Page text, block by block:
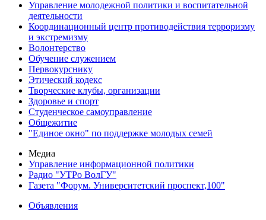
Управление молодежной политики и воспитательной
деятельности
Координационный центр противодействия терроризму
и экстремизму
Волонтерство
Обучение служением
Первокурснику
Этический кодекс
Творческие клубы, организации
Здоровье и спорт
Студенческое самоуправление
Общежитие
"Единое окно" по поддержке молодых семей
Медиа
Управление информационной политики
Радио "УТРо ВолГУ"
Газета "Форум. Университетский проспект,100"
Объявления